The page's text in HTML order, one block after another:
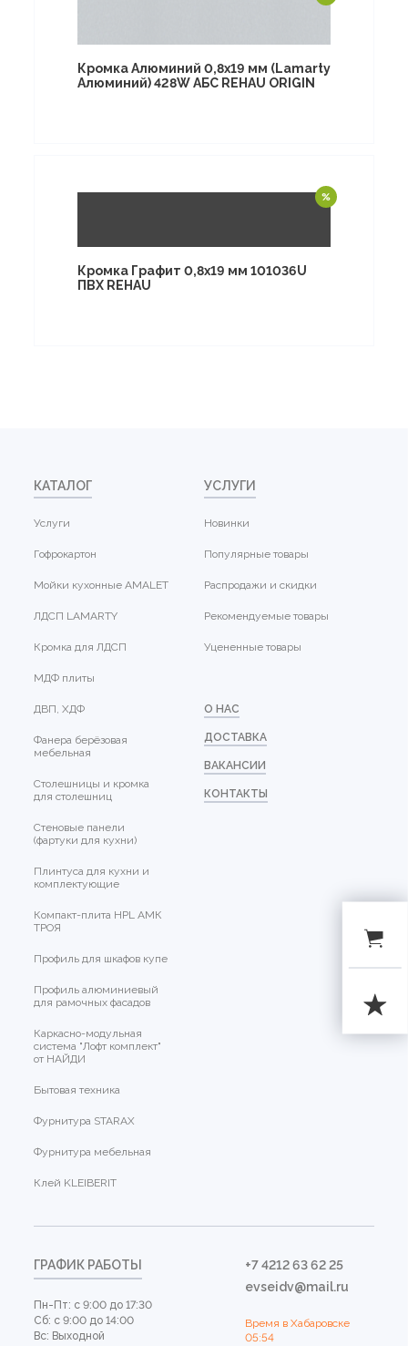
Кромка Алюминий 0,8х19 мм (Lamarty
Алюминий) 428W АБС REHAU ORIGIN
Кромка Графит 0,8х19 мм 101036U
ПВХ REHAU
КАТАЛОГ
Услуги
Гофрокартон
Мойки кухонные AMALET
ЛДСП LAMARTY
Кромка для ЛДСП
МДФ плиты
ДВП, ХДФ
Фанера берёзовая
мебельная
Столешницы и кромка
для столешниц
Стеновые панели
(фартуки для кухни)
Плинтуса для кухни и
комплектующие
Компакт-плита HPL АМК
ТРОЯ
Профиль для шкафов купе
Профиль алюминиевый
для рамочных фасадов
Каркасно-модульная
система "Лофт комплект"
от НАЙДИ
Бытовая техника
Фурнитура STARAX
Фурнитура мебельная
Клей KLEIBERIT
УСЛУГИ
Новинки
Популярные товары
Распродажи и скидки
Рекомендуемые товары
Уцененные товары
О НАС
ДОСТАВКА
ВАКАНСИИ
КОНТАКТЫ
ГРАФИК РАБОТЫ
Пн-Пт: с 9:00 до 17:30
Сб: с 9:00 до 14:00
Вс: Выходной
+7 4212 63 62 25
evseidv@mail.ru
Время в Хабаровске
05:54